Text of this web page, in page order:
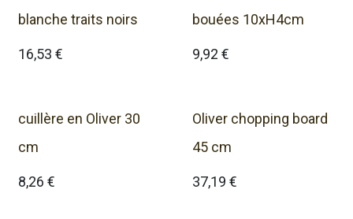
blanche traits noirs
16,53 €
bouées 10xH4cm
9,92 €
cuillère en Oliver 30
cm
8,26 €
Oliver chopping board
45 cm
37,19 €